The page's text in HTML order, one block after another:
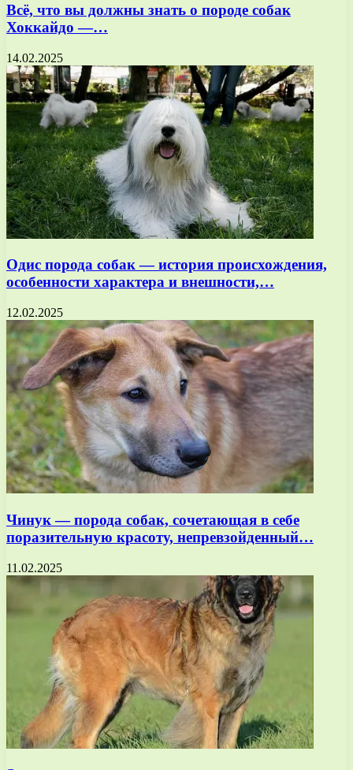
Всё, что вы должны знать о породе собак
Хоккайдо —…
14.02.2025
Одис порода собак — история происхождения,
особенности характера и внешности,…
12.02.2025
Чинук — порода собак, сочетающая в себе
поразительную красоту, непревзойденный…
11.02.2025